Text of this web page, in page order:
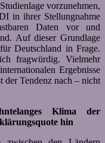
vorzunehmen,
in ihrer Stellungnahme
Daten vor und
Auf dieser Grundlage
Deutschland in Frage.
fragwürdig. Vielmehr
Ergebnisse
der Tendenz nach – nicht
Klima der
hin